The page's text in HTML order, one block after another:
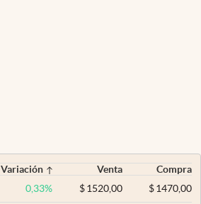
Variación Venta
Compra
0,33% $ 1520,00 $1470,00